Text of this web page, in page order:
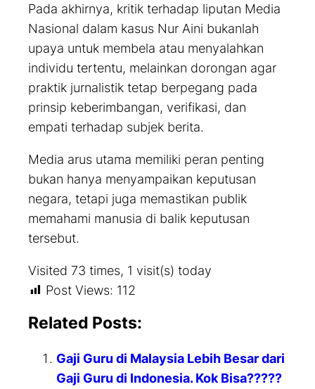
Pada akhirnya, kritik terhadap liputan Media
Nasional dalam kasus Nur Aini bukanlah
upaya untuk membela atau menyalahkan
individu tertentu, melainkan dorongan agar
praktik jurnalistik tetap berpegang pada
prinsip keberimbangan, verifikasi, dan
empati terhadap subjek berita.
Media arus utama memiliki peran penting
bukan hanya menyampaikan keputusan
negara, tetapi juga memastikan publik
memahami manusia di balik keputusan
tersebut.
Visited 73 times, 1 visit(s) today
Post Views: 112
Related Posts:
Gaji Guru di Malaysia Lebih Besar dari
Gaji Guru di Indonesia. Kok Bisa?????